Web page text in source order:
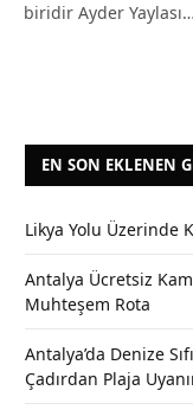
biridir Ayder
EN SON EKLENEN
Likya Yolu Üzerinde
Antalya Ücretsiz
Muhteşem Rota
Antalya’da Denize
Çadırdan Plaja